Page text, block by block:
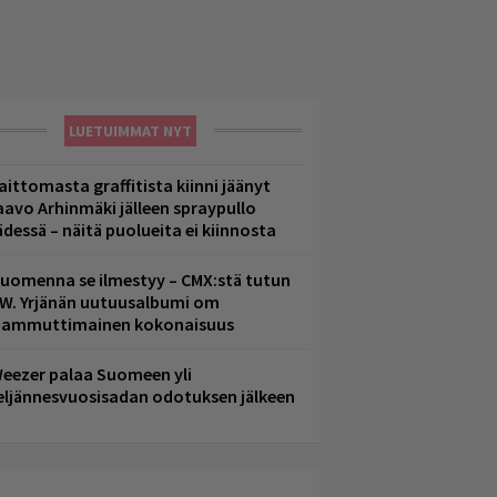
LUETUIMMAT NYT
graffitista kiinni jäänyt
Arhinmäki jälleen spraypullo
– näitä puolueita ei kiinnosta
se ilmestyy – CMX:stä tutun
Yrjänän uutuusalbumi om
kokonaisuus
palaa Suomeen yli
odotuksen jälkeen